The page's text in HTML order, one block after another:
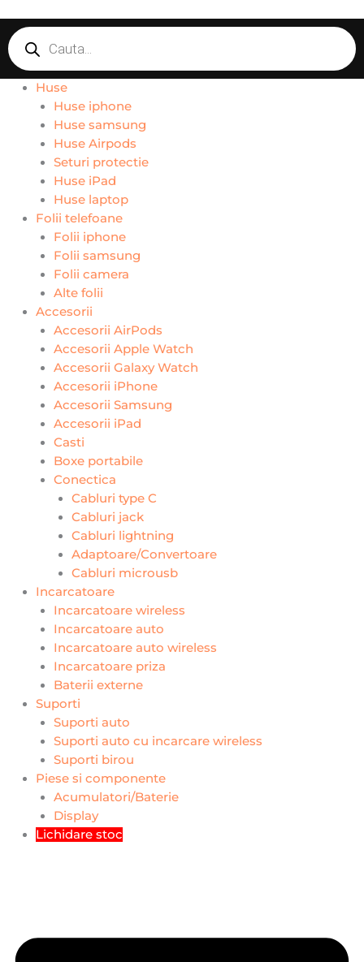
content
Products
search
Huse
Huse iphone
Huse samsung
Huse Airpods
Seturi protectie
Huse iPad
Huse laptop
Folii telefoane
Folii iphone
Folii samsung
Folii camera
Alte folii
Accesorii
Accesorii AirPods
Accesorii Apple Watch
Accesorii Galaxy Watch
Accesorii iPhone
Accesorii Samsung
Accesorii iPad
Casti
Boxe portabile
Conectica
Cabluri type C
Cabluri jack
Cabluri lightning
Adaptoare/Convertoare
Cabluri microusb
Incarcatoare
Incarcatoare wireless
Incarcatoare auto
Incarcatoare auto wireless
Incarcatoare priza
Baterii externe
Suporti
Suporti auto
Suporti auto cu incarcare wireless
Suporti birou
Piese si componente
Acumulatori/Baterie
Display
Lichidare stoc